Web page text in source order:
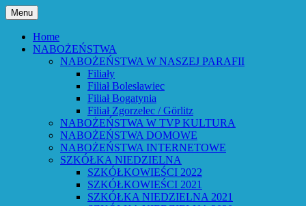
Przejdź
do
treściParafia Ewangelicko-
Augsburska w Lubaniu
czynię – Obj 21,5 – Słowo Boże Roku
Pańskiego 2026
Menu
Home
NABOŻEŃSTWA
NABOŻEŃSTWA W NASZEJ PARAFII
Filiały
Filiał Bolesławiec
Filiał Bogatynia
Filiał Zgorzelec / Görlitz
NABOŻEŃSTWA W TVP KULTURA
NABOŻEŃSTWA DOMOWE
NABOŻEŃSTWA INTERNETOWE
SZKÓŁKA NIEDZIELNA
SZKÓŁKOWIEŚCI 2022
SZKÓŁKOWIEŚCI 2021
SZKÓŁKA NIEDZIELNA 2021